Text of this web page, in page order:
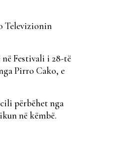
Televizionin
Festivali i 28-të
Pirro Cako, e
përbëhet nga
në këmbë.